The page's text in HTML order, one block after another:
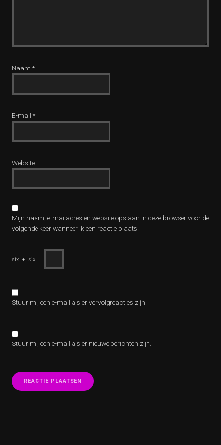
Naam *
E-mail *
Website
Mijn naam, e-mailadres en website opslaan in deze browser voor de
volgende keer wanneer ik een reactie plaats.
six + six =
Stuur mij een e-mail als er vervolgreacties zijn.
Stuur mij een e-mail als er nieuwe berichten zijn.